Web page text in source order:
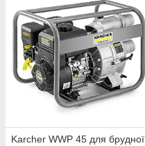
Karcher WWP 45 для брудної